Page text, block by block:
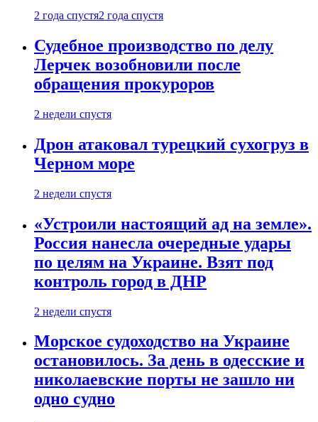
2 года спустя2 года спустя
Судебное производство по делу
Лерчек возобновили после
обращения прокуроров
2 недели спустя
Дрон атаковал турецкий сухогруз в
Черном море
2 недели спустя
«Устроили настоящий ад на земле».
Россия нанесла очередные удары
по целям на Украине. Взят под
контроль город в ДНР
2 недели спустя
Морское судоходство на Украине
остановилось. За день в одесские и
николаевские порты не зашло ни
одно судно